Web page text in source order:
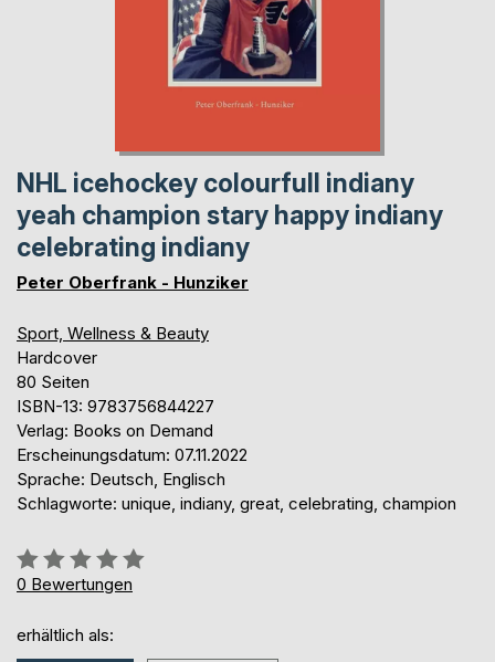
NHL icehockey colourfull indiany
yeah champion stary happy indiany
celebrating indiany
Peter Oberfrank - Hunziker
Sport, Wellness & Beauty
Hardcover
80 Seiten
ISBN-13: 9783756844227
Verlag: Books on Demand
Erscheinungsdatum: 07.11.2022
Sprache: Deutsch, Englisch
Schlagworte: unique, indiany, great, celebrating, champion
Bewertung::
0%
0 Bewertungen
erhältlich als: